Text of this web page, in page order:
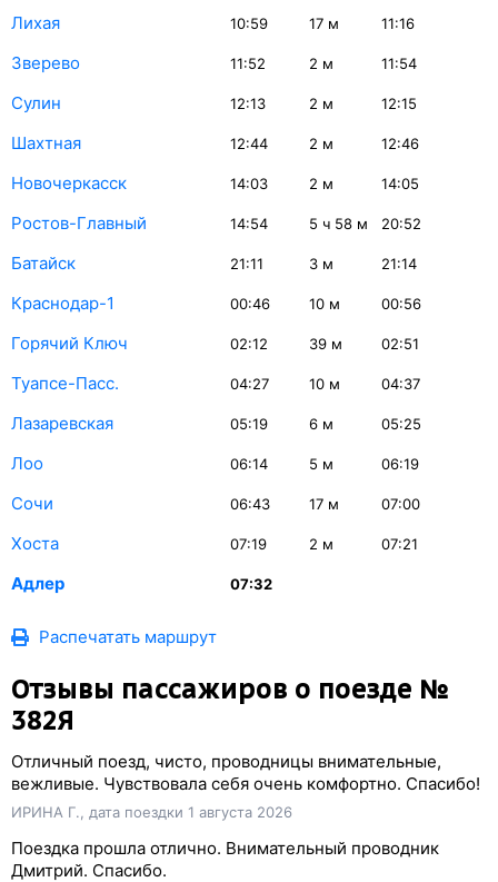
Лихая 10:59 17 м 11:16
Зверево 11:52 2 м 11:54
Сулин 12:13 2 м 12:15
Шахтная 12:44 2 м 12:46
Новочеркасск 14:03 2 м 14:05
Ростов-Главный 14:54 5 ч 58 м 20:52
Батайск 21:11 3 м 21:14
Краснодар-1 00:46 10 м 00:56
Горячий Ключ 02:12 39 м 02:51
Туапсе-Пасс. 04:27 10 м 04:37
Лазаревская 05:19 6 м 05:25
Лоо 06:14 5 м 06:19
Сочи 06:43 17 м 07:00
Хоста 07:19 2 м 07:21
Адлер 07:32
Распечатать маршрут
Отзывы пассажиров о поезде №
382Я
Отличный поезд, чисто, проводницы внимательные,
вежливые. Чувствовала себя очень комфортно. Спасибо!
ИРИНА Г., дата поездки 1 августа 2026
Поездка прошла отлично. Внимательный проводник
Дмитрий. Спасибо.